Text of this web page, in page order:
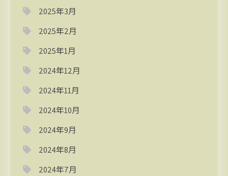
2025年3月
2025年2月
2025年1月
2024年12月
2024年11月
2024年10月
2024年9月
2024年8月
2024年7月